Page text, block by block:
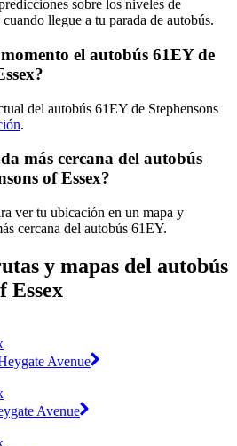
sobre los niveles de
llegue a tu parada de autobús.
el autobús 61EY de
del autobús 61EY de Stephensons
.
más cercana del autobús
of Essex?
ver tu ubicación en un mapa y
cercana del autobús 61EY.
y mapas del autobús
Essex
Avenue
Avenue